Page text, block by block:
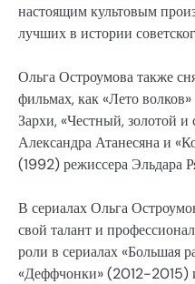
настоящим культовым
лучших в истории
Ольга Остроумова также
фильмах, как «Лето
Зархи, «Честный, золотой
Александра Атанесяна и
(1992) режиссера Эльдара
В сериалах Ольга
свой талант и
роли в сериалах «Большая
«Деффчонки» (2012-2015)